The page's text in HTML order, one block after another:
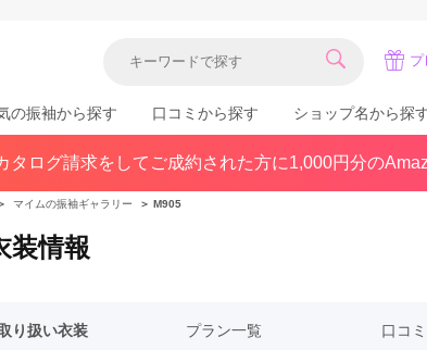
岩手県(30)
関東
東京都(383)
千葉県(183)
石川県(57) 富山県
の振袖から探す 口コミから探す ショップ名から探
タログ請求をしてご成約された方に1,000円分の
マイムの振袖ギャラリー ＞ M905
装情報
り扱い衣装 プラン一覧 口コミ